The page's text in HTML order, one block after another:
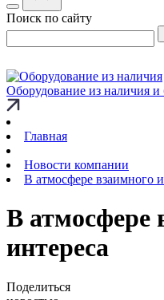
Поиск по сайту
Оборудование из наличия и
Главная
Новости компании
В атмосфере взаимного
В атмосфере
интереса
Поделиться